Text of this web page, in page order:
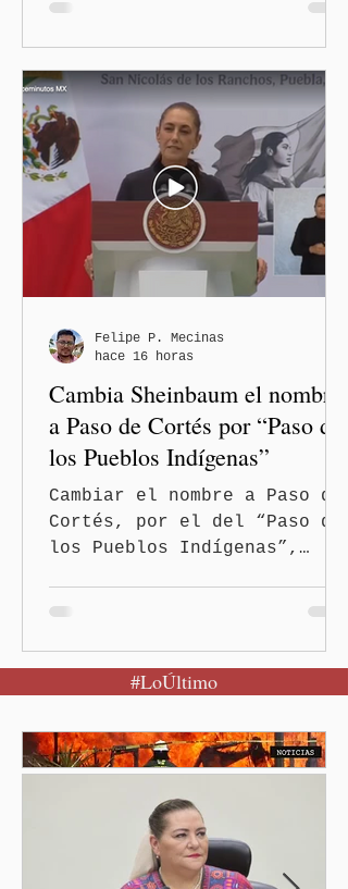
Ranchos, Pue.-La presidenta
de México, Claudia
Sheinbaum Pardo, encabezó
desde la región Izta-Popo
el inicio de la Jornada
Nacional de Reforestación
2026, con la participación
simultánea de los gobiernos
estatales, comunidades,
pueblos originarios,
brigadistas y sociedad
civil de todo el país, y
anunció su pro
Cambia Sheinbaum el nombre
a Paso de Cortés por “Paso de
los Pueblos Indígenas”
Cambiar el nombre a Paso de
Cortés, por el del “Paso de
los Pueblos Indígenas”,
Jornada Nacional de
Reforestación desde la
Xalitzintla.
Felipe P. Mecinas
hace 16 horas
#LoÚltimo